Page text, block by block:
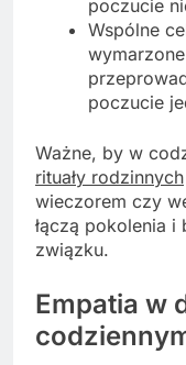
poczucie
Wspólne
poczucie
Ważne, by w
rituały rodzinnych
wieczorem czy
łączą pokolenia i
związku.
Empatia w